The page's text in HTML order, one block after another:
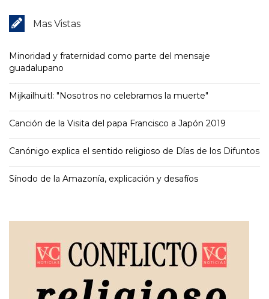
Mas Vistas
Minoridad y fraternidad como parte del mensaje
guadalupano
Mijkailhuitl: "Nosotros no celebramos la muerte"
Canción de la Visita del papa Francisco a Japón 2019
Canónigo explica el sentido religioso de Días de los Difuntos
Sínodo de la Amazonía, explicación y desafíos